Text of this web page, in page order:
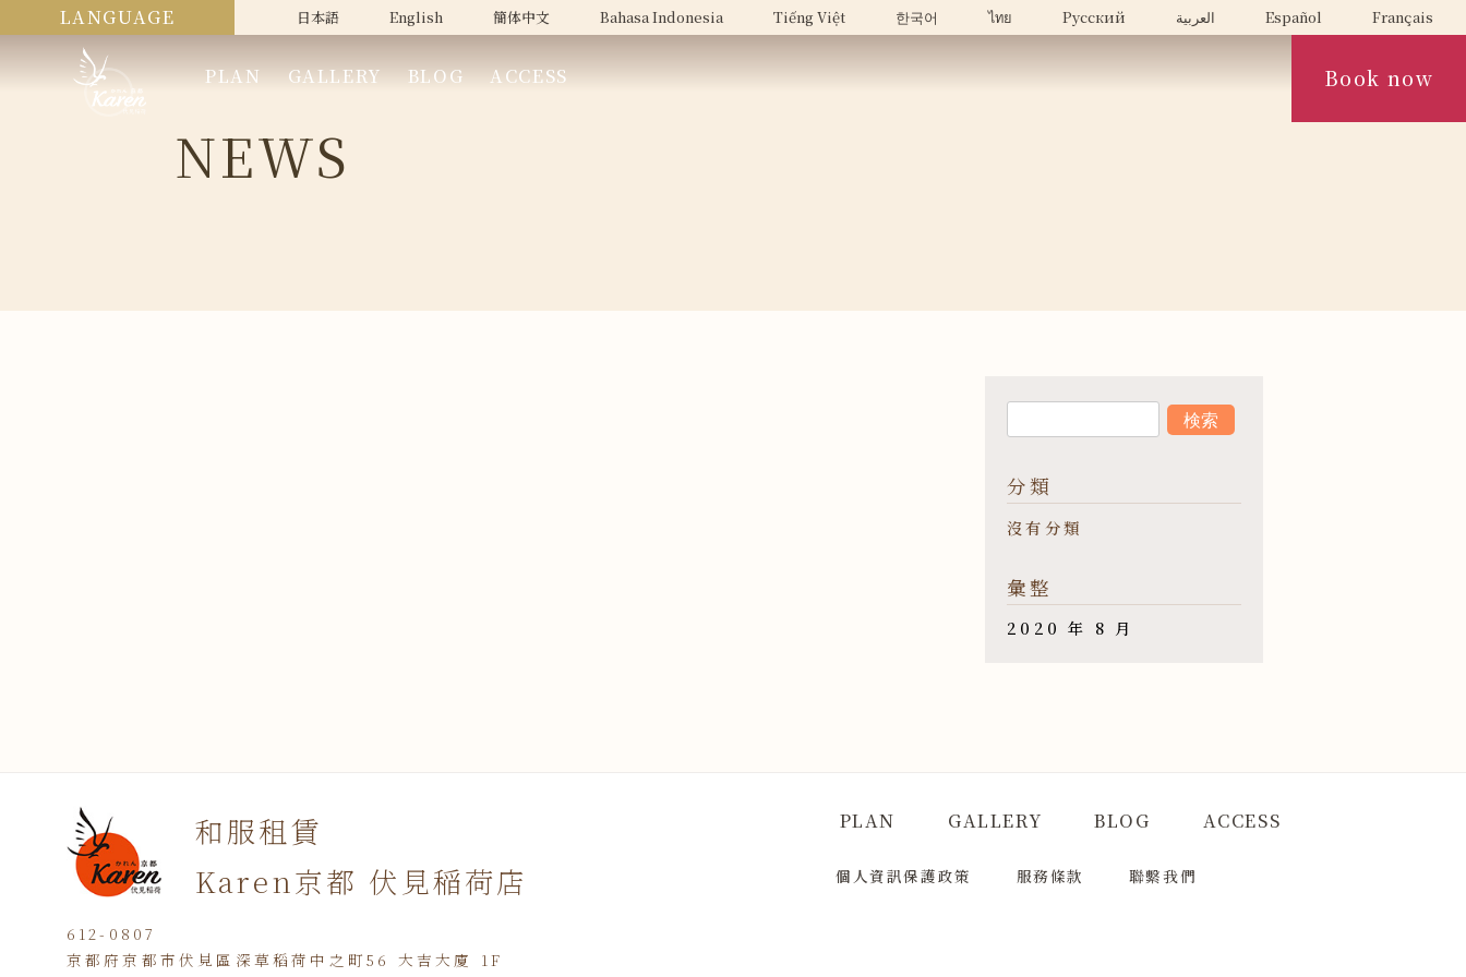
PLAN GALLERY BLOG ACCESS Book now
LANGUAGE 日本語 English 簡体中文 Bahasa Indonesia Tiếng Việt 한국어 ไทย Русский العربية Español Français
NEWS
分類
沒有分類
彙整
2020 年 8 月
和服租賃
Karen京都 伏見稲荷店
612-0807
京都府京都市伏見區深草稻荷中之町56 大吉大廈 1F
PLAN GALLERY BLOG ACCESS
個人資訊保護政策 服務條款 聯繫我們